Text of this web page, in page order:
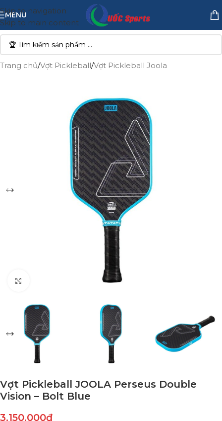
Skip to navigation
Skip to main content
MENU
Trang chủ/Vợt Pickleball/Vợt Pickleball Joola
Vợt Pickleball JOOLA Perseus Double
Vision – Bolt Blue
3.150.000₫